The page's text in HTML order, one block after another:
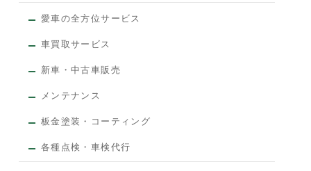
愛車の全方位サービス
車買取サービス
新車・中古車販売
メンテナンス
板金塗装・コーティング
各種点検・車検代行